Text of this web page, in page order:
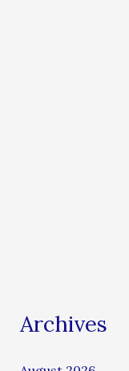
Archives